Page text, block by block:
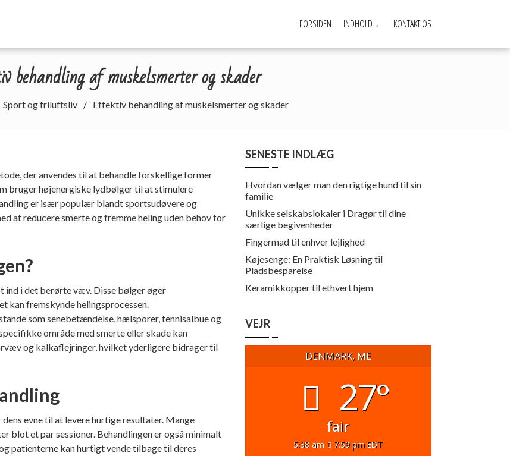
FORSIDEN INDHOLD KONTAKT OS
behandling af muskelsmerter og skader
Sport og friluftsliv Effektiv behandling af muskelsmerter og skader
der anvendes til at behandle forskellige former
bruger højenergiske lydbølger til at stimulere
er især populær blandt sportsudøvere og
at reducere smerte og fremme heling uden behov for
ind i det berørte væv. Disse bølger øger
kan fremskynde helingsprocessen.
som senebetændelse, hælsporer, tennisalbue og
område med smerte eller skade kan
og kalkaflejringer, hvilket yderligere bidrager til
evne til at levere hurtige resultater. Mange
blot et par sessioner. Behandlingen er også minimalt
patienterne kan hurtigt vende tilbage til deres
SENESTE INDLÆG
Hvordan vælger man den rigtige hund til sin
familie
Unikke selskabslokaler i Dragør til dine
særlige begivenheder
Fingermad til enhver lejlighed
Køjesenge: En Praktisk Løsning til
Pladsbesparelse
Keramikkopper til ethvert hjem
VEJR
DENMARK, ME
27°
fair
5:38 am
7:59 pm EDT